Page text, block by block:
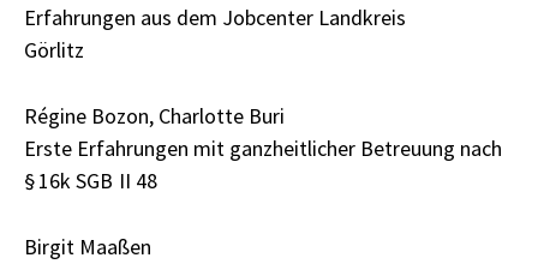
Erfahrungen aus dem Jobcenter Landkreis
Görlitz
Régine Bozon, Charlotte Buri
Erste Erfahrungen mit ganzheitlicher Betreuung nach
§ 16k SGB II 48
Birgit Maaßen